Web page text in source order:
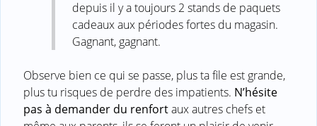
depuis il y a toujours 2 stands de paquets
cadeaux aux périodes fortes du magasin.
Gagnant, gagnant.
Observe bien ce qui se passe, plus ta file est grande,
plus tu risques de perdre des impatients. N’hésite
pas à demander du renfortaux autres chefs et